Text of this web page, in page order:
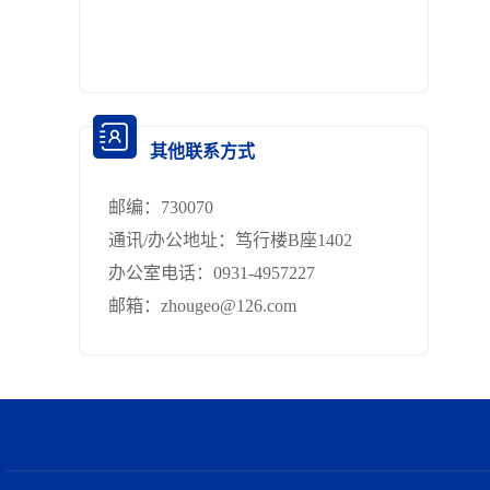
其他联系方式
邮编： 730070
通讯/办公地址： 笃行楼B座1402
办公室电话： 0931-4957227
邮箱： zhougeo@126.com